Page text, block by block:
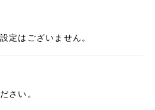
定はございません。
さい。